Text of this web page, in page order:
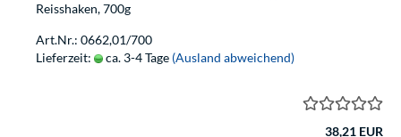
Reisshaken, 700g
Art.Nr.: 0662,01/700
Lieferzeit:
ca. 3-4 Tage (Ausland abweichend)
38,21 EUR